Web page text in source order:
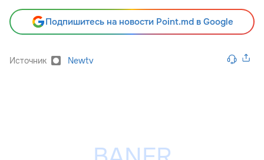
Подпишитесь на новости Point.md в Google
Источник Newtv